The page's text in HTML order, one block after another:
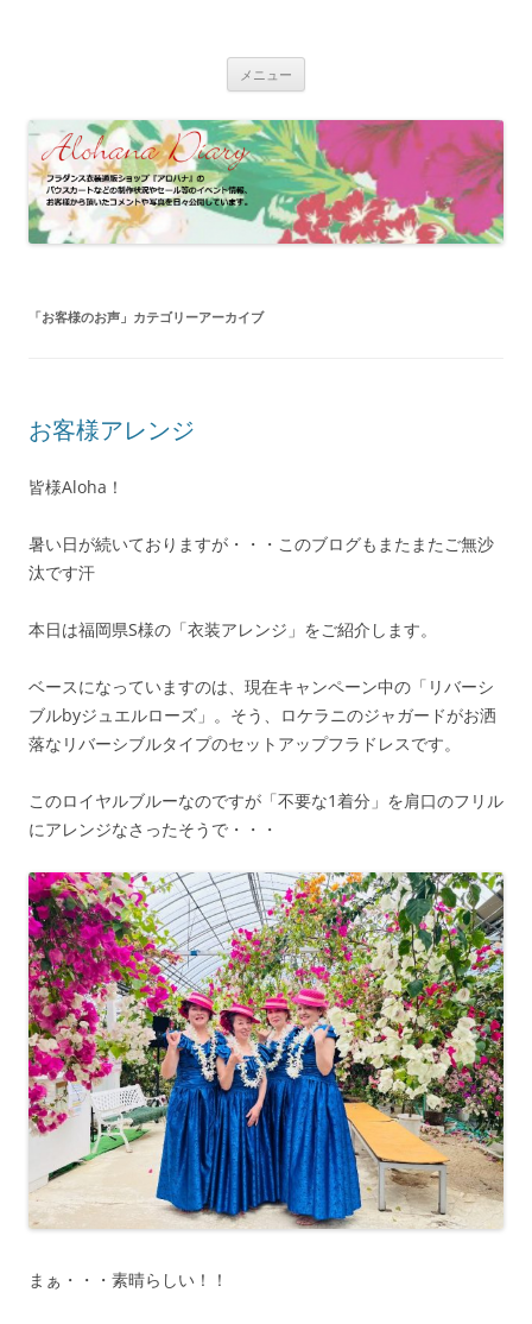
キ
ッ
プ
ラドレスの着用写真などをご紹介
メニュー
「お客様のお声 」カテゴリーアーカイブ
お客様アレンジ
皆様Aloha！
暑い日が続いておりますが・・・このブログもまたまたご無沙
汰です汗
本日は福岡県S様の「衣装アレンジ」をご紹介します。
ベースになっていますのは、現在キャンペーン中の「リバーシ
ブルbyジュエルローズ」。そう、ロケラニのジャガードがお洒
落なリバーシブルタイプのセットアップフラドレスです。
このロイヤルブルーなのですが「不要な1着分」を肩口のフリル
にアレンジなさったそうで・・・
まぁ・・・素晴らしい！！